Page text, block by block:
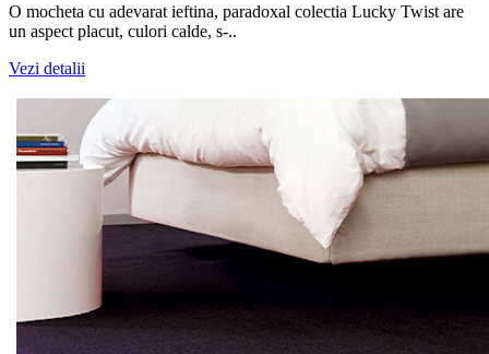
O mocheta cu adevarat ieftina, paradoxal colectia Lucky Twist are
un aspect placut, culori calde, s-..
Vezi detalii